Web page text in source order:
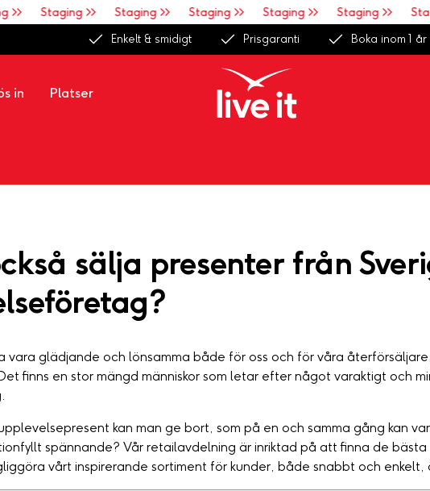
Staging >> Staging >> Staging >> Staging >> Staging >>
Enkelt & smidigt
Prisgaranti Boka inom 1 år
in Platser
sälja presenter från
vara glädjande och lönsamma både för oss och för våra
finns en stor mängd människor som letar efter något varaktigt och
kan man ge bort, som på en och samma gång kan
spännande? Vår retailavdelning är inriktad på att finna de
vårt inspirerande sortiment för kunder, både snabbt och enkelt,